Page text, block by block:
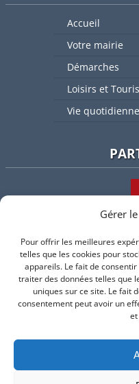
Gérer
Pour offrir les meilleures
telles que les cookies pour
appareils. Le fait de
traiter des données telles que
uniques sur ce site. Le fait
consentement peut avoir un
Accueil
Votre mairie
Démarches
Loisirs et
Vie quotidienne
Suivez-